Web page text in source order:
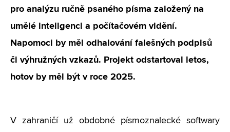
pro analýzu ručně psaného písma založený na
umělé inteligenci a počítačovém vidění.
Napomoci by měl odhalování falešných podpisů
či výhružných vzkazů. Projekt odstartoval letos,
hotov by měl být v roce 2025.
V zahraničí už obdobné písmoznalecké softwary